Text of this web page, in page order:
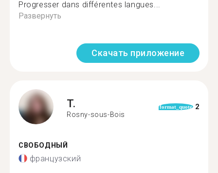
Progresser dans différentes langues...
Развернуть
Скачать приложение
T.
Rosny-sous-Bois
format_quote 2
СВОБОДНЫЙ
французский